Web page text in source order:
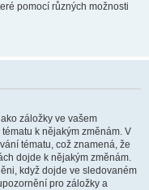
pomocí různých možnosti
záložky ve vašem
k nějakým změnám. V
tématu, což znamená, že
dojde k nějakým změnám.
když dojde ve sledovaném
pro záložky a